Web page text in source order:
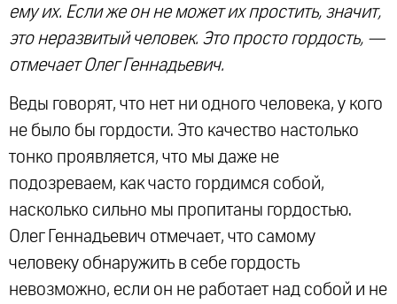
ему их. Если же он не может их простить, значит,
это неразвитый человек. Это просто гордость, —
отмечает Олег Геннадьевич.
Веды говорят, что нет ни одного человека, у кого
не было бы гордости. Это качество настолько
тонко проявляется, что мы даже не
подозреваем, как часто гордимся собой,
насколько сильно мы пропитаны гордостью.
Олег Геннадьевич отмечает, что самому
человеку обнаружить в себе гордость
невозможно, если он не работает над собой и не